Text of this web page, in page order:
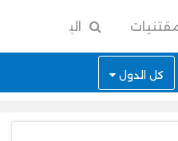
البحث
كل الدول